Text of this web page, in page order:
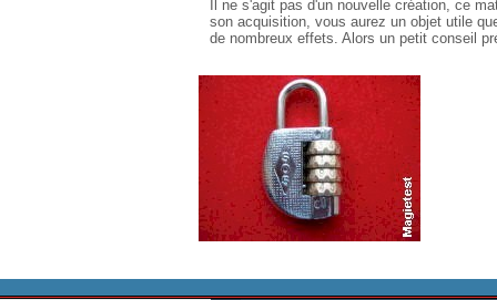
Il ne s'agit pas d'un nouvelle création, ce
son acquisition, vous aurez un objet utile
de nombreux effets. Alors un petit conseil